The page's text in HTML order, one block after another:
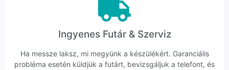
Ingyenes Futár & Szerviz
Ha messze laksz, mi megyünk a készülékért. Garanciális
probléma esetén küldjük a futárt, bevizsgáljuk a telefont, és